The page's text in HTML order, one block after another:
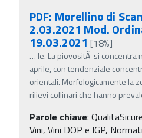
PDF: Morellino di
2.03.2021 Mod.
19.03.2021 [18%]
… le. La piovositÃ si concentra
aprile, con tendenziale
orientali. Morfologicamente la
rilievi collinari che hanno
Parole chiave:
Vini, Vini DOP e IGP,